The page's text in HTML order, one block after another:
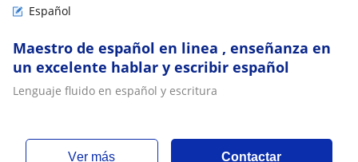
Español
Maestro de español en linea , enseñanza en
un excelente hablar y escribir español
Lenguaje fluido en español y escritura
ver más Contactar